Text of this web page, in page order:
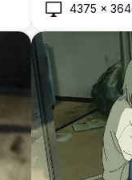
xanh và găng
4375 ×